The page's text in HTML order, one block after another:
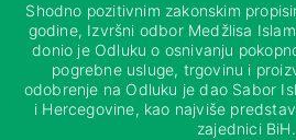
Shodno pozitivnim zakonskim
godine, Izvršni odbor Medžlisa
donio je Odluku o osnivanju
pogrebne usluge, trgovinu i
odobrenje na Odluku je dao Sabor
i Hercegovine, kao najviše
zajednici BiH.